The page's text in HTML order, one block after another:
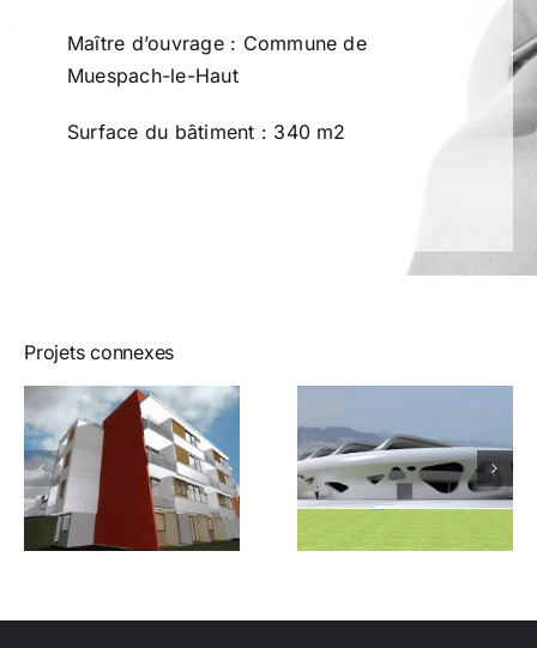
Maître d’ouvrage : Commune de
Muespach-le-Haut
Surface du bâtiment : 340 m2
Projets connexes
Learning
Center
Fondation
Saint-Jean